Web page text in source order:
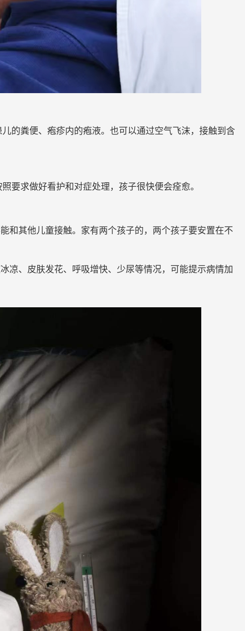
的粪便、疱疹内的疱液。也可以通过空气飞沫，接触到含
要求做好看护和对症处理，孩子很快便会痊愈。
和其他儿童接触。家有两个孩子的，两个孩子要安置在不
凉、皮肤发花、呼吸增快、少尿等情况，可能提示病情加